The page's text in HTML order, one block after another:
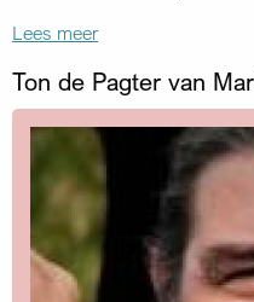
Lees meer
Ton de Pagter van